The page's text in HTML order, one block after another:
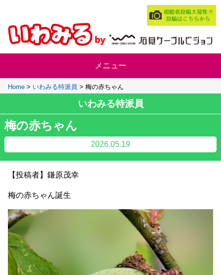
Home > いわみる特派員 > 梅の赤ちゃん
いわみる特派員
梅の赤ちゃん
2026.05.19
【投稿者】鎌原茂幸
梅の赤ちゃん誕生